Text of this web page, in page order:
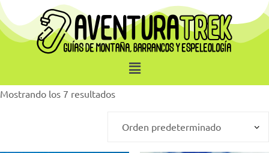
Mostrando los 7 resultados